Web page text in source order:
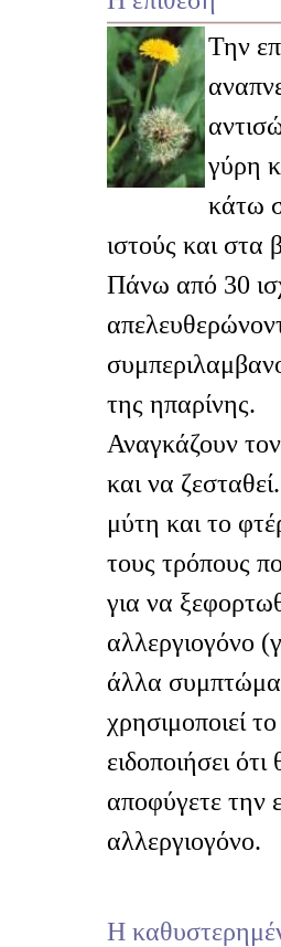
Την
γύρη
κάτω
ιστούς και στα
Πάνω από 30
της ηπαρίνης.
Αναγκάζουν
και να
μύτη και το
τους τρόπους
για να
αλλεργιογόνο
άλλα
χρησιμοποιεί
ειδοποιήσει
αποφύγετε την
αλλεργιογόνο.
Η